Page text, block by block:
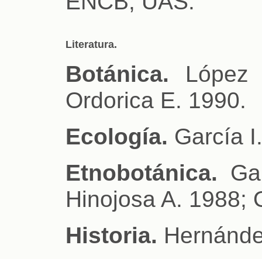
Literatura.
Botánica. López
Ordorica E. 1990.
Ecología. García
Etnobotánica.
Hinojosa A. 1988;
Historia.